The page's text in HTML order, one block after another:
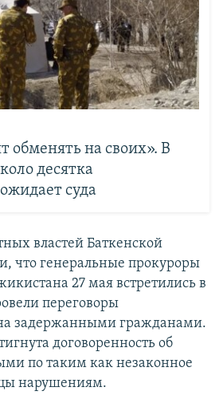
обменять на своих». В
десятка
суда
властей Баткенской
что генеральные прокуроры
27 мая встретились в
переговоры
задержанными гражданами.
договоренность об
по таким как незаконное
нарушениям.